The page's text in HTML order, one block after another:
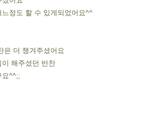
정도 할 수 있게되었어요^^
은 더 챙겨주셨어요
해주셨던 반찬
요^^;;